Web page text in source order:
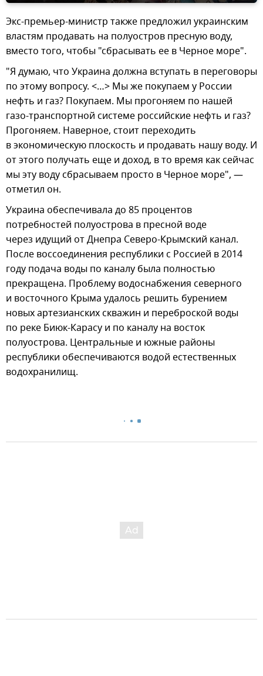
Экс-премьер-министр также предложил украинским
властям продавать на полуостров пресную воду,
вместо того, чтобы "сбрасывать ее в Черное море".
"Я думаю, что Украина должна вступать в переговоры
по этому вопросу. <…> Мы же покупаем у России
нефть и газ? Покупаем. Мы прогоняем по нашей
газо-транспортной системе российские нефть и газ?
Прогоняем. Наверное, стоит переходить
в экономическую плоскость и продавать нашу воду. И
от этого получать еще и доход, в то время как сейчас
мы эту воду сбрасываем просто в Черное море", —
отметил он.
Украина обеспечивала до 85 процентов
потребностей полуострова в пресной воде
через идущий от Днепра Северо-Крымский канал.
После воссоединения республики с Россией в 2014
году подача воды по каналу была полностью
прекращена. Проблему водоснабжения северного
и восточного Крыма удалось решить бурением
новых артезианских скважин и переброской воды
по реке Биюк-Карасу и по каналу на восток
полуострова. Центральные и южные районы
республики обеспечиваются водой естественных
водохранилищ.